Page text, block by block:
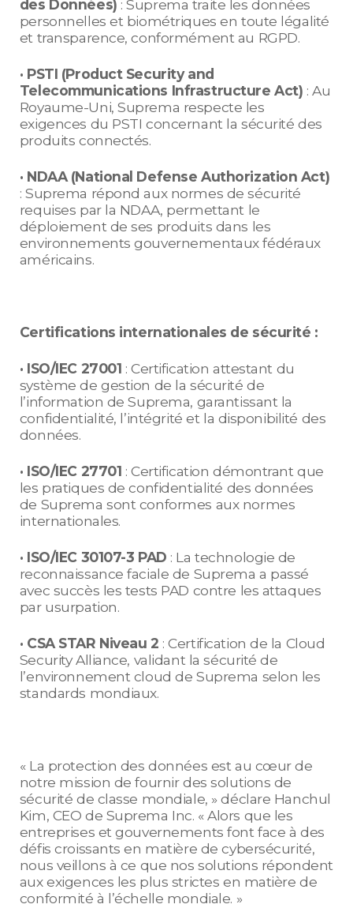
des Données) : Suprema traite les données
personnelles et biométriques en toute légalité
et transparence, conformément au RGPD.
· PSTI (Product Security and
Telecommunications Infrastructure Act) : Au
Royaume-Uni, Suprema respecte les
exigences du PSTI concernant la sécurité des
produits connectés.
· NDAA (National Defense Authorization Act)
: Suprema répond aux normes de sécurité
requises par la NDAA, permettant le
déploiement de ses produits dans les
environnements gouvernementaux fédéraux
américains.
Certifications internationales de sécurité :
· ISO/IEC 27001 : Certification attestant du
système de gestion de la sécurité de
l’information de Suprema, garantissant la
confidentialité, l’intégrité et la disponibilité des
données.
· ISO/IEC 27701 : Certification démontrant que
les pratiques de confidentialité des données
de Suprema sont conformes aux normes
internationales.
· ISO/IEC 30107-3 PAD : La technologie de
reconnaissance faciale de Suprema a passé
avec succès les tests PAD contre les attaques
par usurpation.
· CSA STAR Niveau 2 : Certification de la Cloud
Security Alliance, validant la sécurité de
l’environnement cloud de Suprema selon les
standards mondiaux.
« La protection des données est au cœur de
notre mission de fournir des solutions de
sécurité de classe mondiale, » déclare Hanchul
Kim, CEO de Suprema Inc. « Alors que les
entreprises et gouvernements font face à des
défis croissants en matière de cybersécurité,
nous veillons à ce que nos solutions répondent
aux exigences les plus strictes en matière de
conformité à l’échelle mondiale. »